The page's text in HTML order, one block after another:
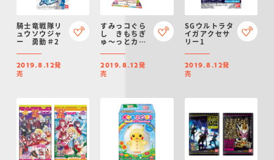
騎士竜戦隊リ
ュウソウジャ
ー 勇動＃2
2019.8.12発
売
すみっコぐら
し きもちぎ
ゅ～っとカラ
す。
2019.8.12発
売
SGウルトラタ
イガアクセサ
リー1
2019.8.12発
売